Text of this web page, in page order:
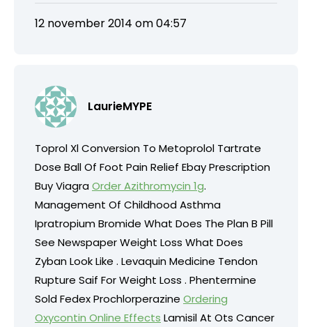
12 november 2014 om 04:57
LaurieMYPE
Toprol Xl Conversion To Metoprolol Tartrate
Dose Ball Of Foot Pain Relief Ebay Prescription
Buy ViagraOrder Azithromycin 1g.
Management Of Childhood Asthma
Ipratropium Bromide What Does The Plan B Pill
See Newspaper Weight Loss What Does
Zyban Look Like . Levaquin Medicine Tendon
Rupture Saif For Weight Loss . Phentermine
Sold Fedex Prochlorperazine Ordering
Oxycontin Online Effects Lamisil At Ots Cancer